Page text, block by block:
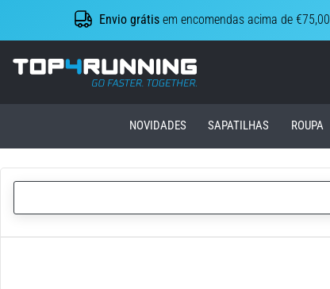
Envio grátis em encomendas acima de €75,00
Top4Running.pt
NOVIDADES SAPATILHAS ROUPA